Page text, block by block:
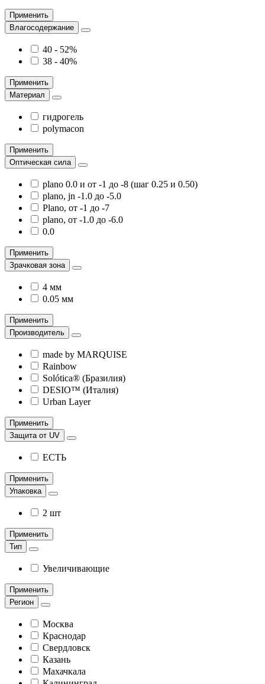
Применить
Влагосодержание
40 - 52%
38 - 40%
Применить
Материал
гидрогель
polymacon
Применить
Оптическая сила
plano 0.0 и от -1 до -8 (шаг 0.25 и 0.50)
plano, jn -1.0 до -5.0
Plano, от -1 до -7
plano, от -1.0 до -6.0
0.0
Применить
Зрачковая зона
4 мм
0.05 мм
Применить
Производитель
made by MARQUISE
Rainbow
Solótica® (Бразилия)
DESIO™ (Италия)
Urban Layer
Применить
Защита от UV
ЕСТЬ
Применить
Упаковка
2 шт
Применить
Тип
Увеличивающие
Применить
Регион
Москва
Краснодар
Свердловск
Казань
Махачкала